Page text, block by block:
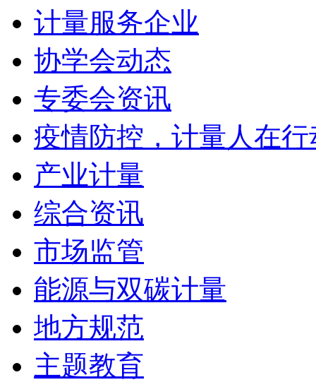
计量服务企业
协学会动态
专委会资讯
疫情防控，计量人在行
产业计量
综合资讯
市场监管
能源与双碳计量
地方规范
主题教育